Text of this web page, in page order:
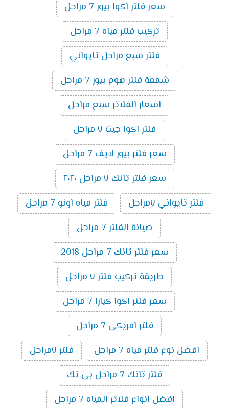
سعر فلتر اكوا بيور 7 مراحل
تركيب فلتر مياه 7 مراحل
فلتر سبع مراحل تايواني
شمعة فلتر هوم بيور 7 مراحل
اسعار الفلاتر سبع مراحل
فلتر اكوا جيت ٧ مراحل
سعر فلتر بيور لايف 7 مراحل
سعر فلتر تانك ٧ مراحل ٢٠٢٠
فلتر تايواني ٧مراحل
فلتر مياه اونو 7 مراحل
صيانة الفلتر 7 مراحل
سعر فلتر تانك 7 مراحل 2018
طريقة تركيب فلتر ٧ مراحل
سعر فلتر اكوا كيارا 7 مراحل
فلتر امريكى 7 مراحل
افضل نوع فلتر مياه 7 مراحل
فلتر ٧مراحل
فلتر تانك 7 مراحل بى تك
افضل انواع فلاتر المياه 7 مراحل